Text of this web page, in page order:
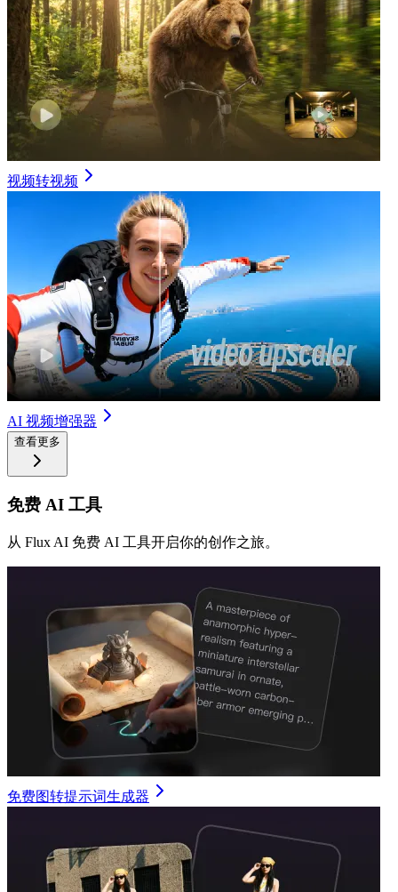
视频转视频
AI 视频增强器
查看更多
免费 AI 工具
从 Flux AI 免费 AI 工具开启你的创作之旅。
免费图转提示词生成器